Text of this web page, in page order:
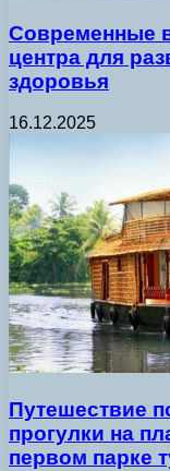
Современные
центра для
здоровья
16.12.2025
Путешествие
прогулки на
первом парке